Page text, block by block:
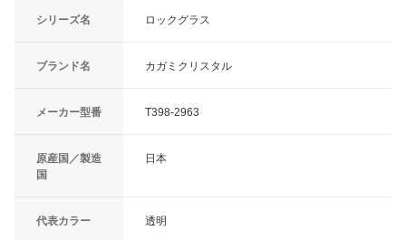
シリーズ名 ロックグラス
ブランド名 カガミクリスタル
メーカー型番 T398-2963
原産国／製造
国
日本
代表カラー 透明